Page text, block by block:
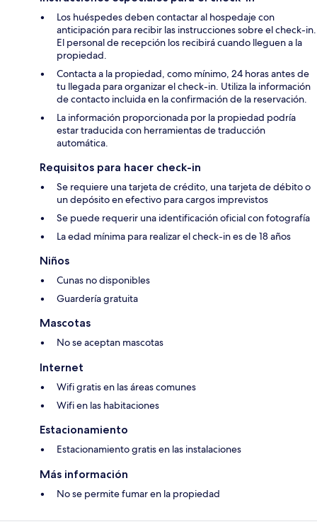
Los huéspedes deben contactar al hospedaje con
anticipación para recibir las instrucciones sobre el check-in.
El personal de recepción los recibirá cuando lleguen a la
propiedad.
Contacta a la propiedad, como mínimo, 24 horas antes de
tu llegada para organizar el check-in. Utiliza la información
de contacto incluida en la confirmación de la reservación.
La información proporcionada por la propiedad podría
estar traducida con herramientas de traducción
automática.
Requisitos para hacer check-in
Se requiere una tarjeta de crédito, una tarjeta de débito o
un depósito en efectivo para cargos imprevistos
Se puede requerir una identificación oficial con fotografía
La edad mínima para realizar el check-in es de 18 años
Niños
Cunas no disponibles
Guardería gratuita
Mascotas
No se aceptan mascotas
Internet
Wifi gratis en las áreas comunes
Wifi en las habitaciones
Estacionamiento
Estacionamiento gratis en las instalaciones
Más información
No se permite fumar en la propiedad